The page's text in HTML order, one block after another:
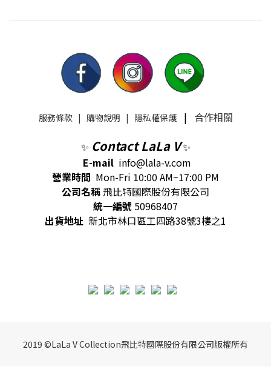
服務條款| 購物說明 | 隱私權保護| 合作相關
✨ Contact LaLa V✨
E-mail info@lala-v.com
營業時間 Mon-Fri 10:00 AM~17:00 PM
公司名稱飛比特國際股份有限公司
統一編號 50968407
出貨地址 新北市林口區工四路38號3樓之1
2019 ©LaLa V Collection飛比特國際股份有限公司版權所有